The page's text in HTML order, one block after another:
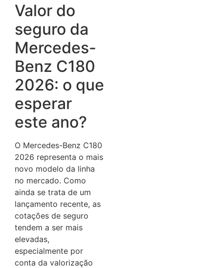
Valor do
seguro da
Mercedes-
Benz C180
2026: o que
esperar
este ano?
O Mercedes-Benz C180
2026 representa o mais
novo modelo da linha
no mercado. Como
ainda se trata de um
lançamento recente, as
cotações de seguro
tendem a ser mais
elevadas,
especialmente por
conta da valorização